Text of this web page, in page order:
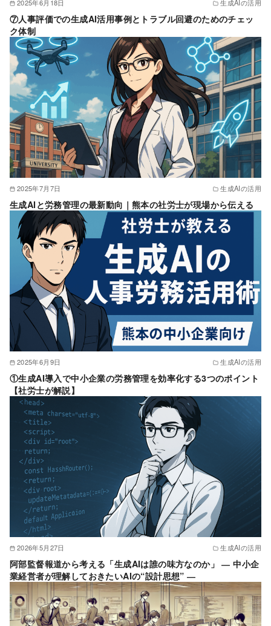
2025年6月18日 生成AIの活用
⑦人事評価での生成AI活用事例とトラブル回避のためのチェッ
ク体制
2025年7月7日 生成AIの活用
生成AIと労務管理の最新動向｜熊本の社労士が現場から伝える
2025年6月9日 生成AIの活用
①生成AI導入で中小企業の労務管理を効率化する3つのポイント
【社労士が解説】
2026年5月27日 生成AIの活用
阿部監督報道から考える「生成AIは誰の味方なのか」 ― 中小企
業経営者が理解しておきたいAIの“設計思想” ―